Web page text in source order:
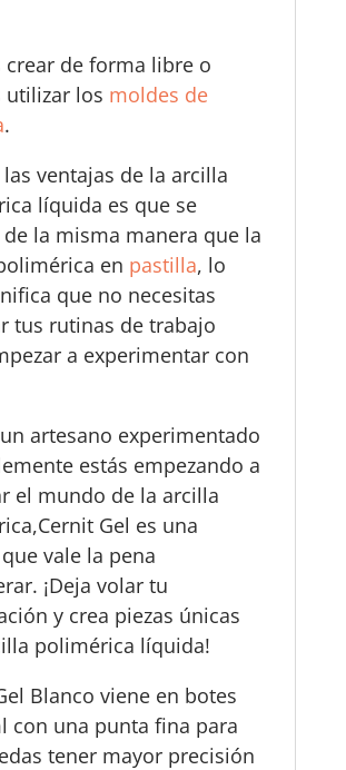
crear de forma libre o
utilizar los moldes de
.
las ventajas de la arcilla
líquida es que se
la misma manera que la
en pastilla, lo
que no necesitas
tus rutinas de trabajo
a experimentar con
artesano experimentado
estás empezando a
el mundo de la arcilla
Gel es una
vale la pena
¡Deja volar tu
y crea piezas únicas
polimérica líquida!
Blanco viene en botes
con una punta fina para
tener mayor precisión